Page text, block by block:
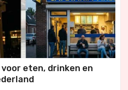
eten, drinken en